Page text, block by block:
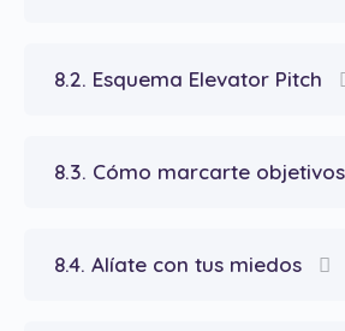
8.2. Esquema Elevator Pitch
8.3. Cómo marcarte objetivos
8.4. Alíate con tus miedos